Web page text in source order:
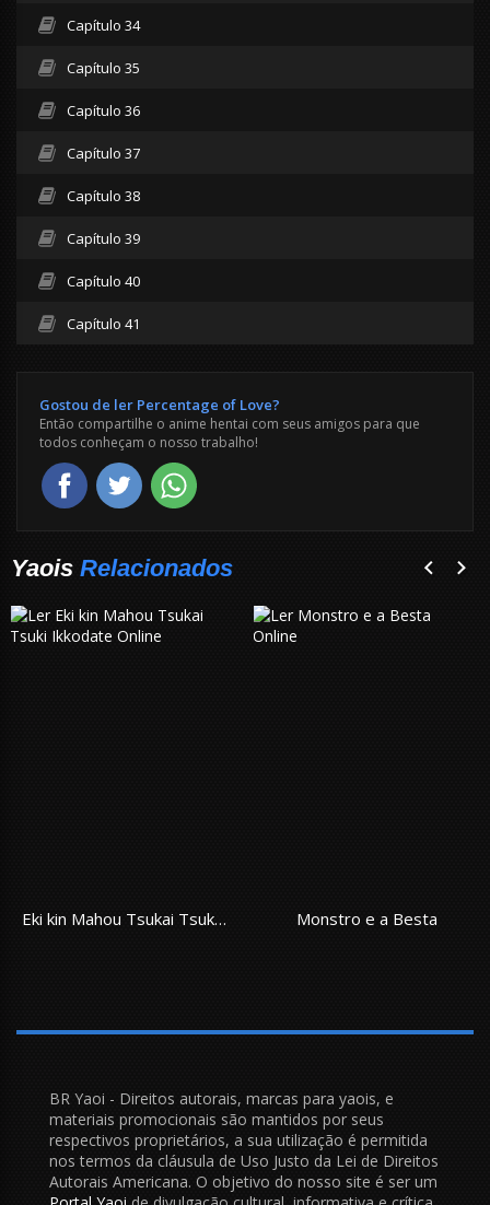
Capítulo 34
Capítulo 35
Capítulo 36
Capítulo 37
Capítulo 38
Capítulo 39
Capítulo 40
Capítulo 41
Gostou de ler Percentage of Love?
Então compartilhe o anime hentai com seus amigos para que
todos conheçam o nosso trabalho!
Yaois Relacionados
Eki kin Mahou Tsukai Tsuki Ikkodate Monstro e a Besta
BR Yaoi - Direitos autorais, marcas para yaois, e
materiais promocionais são mantidos por seus
respectivos proprietários, a sua utilização é permitida
nos termos da cláusula de Uso Justo da Lei de Direitos
Autorais Americana. O objetivo do nosso site é ser um